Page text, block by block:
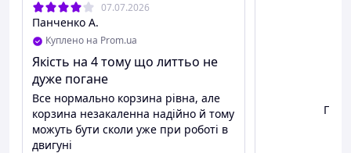
07.07.2026
Панченко А.
Куплено на Prom.ua
Якість на 4 тому що литтьо не
дуже погане
Все нормально корзина рівна, але
корзина незакаленна надійно й тому
можуть бути сколи уже при роботі в
двигуні